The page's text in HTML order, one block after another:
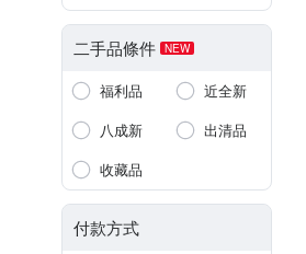
二手品條件 NEW
福利品
近全新
八成新
出清品
收藏品
付款方式